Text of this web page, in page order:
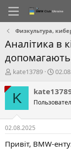
Физкультура,
Аналітика в
А
т
о
т
е
м
и
kate13789
Д
т
с
о
р
K
02.08.2025
Привіт, BMW-